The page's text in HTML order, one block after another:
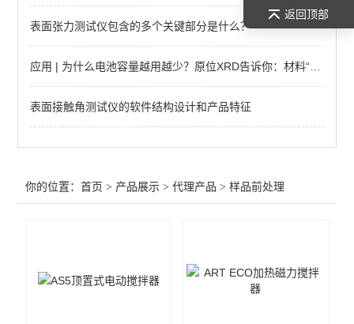
仪器鉴定用标准物质
切片机
查看全部 >>
表面张力测试仪包含的多个关键部分是什么？
应用 | 为什么电池容量越用越少？原位XRD告诉你：材料“悄悄”变了相！
表面接触角测试仪的软件结构设计和产品特征
你的位置：首页 > 产品展示 >代理产品 >样品前处理
返回顶部